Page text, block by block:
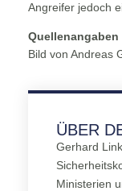
Angreifer jedoch
Quellenangaben
Bild von Andreas
ÜBER
Gerhard
Ministerien